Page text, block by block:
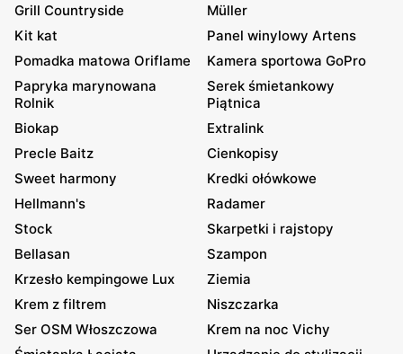
Grill Countryside
Müller
Kit kat
Panel winylowy Artens
Pomadka matowa Oriflame
Kamera sportowa GoPro
Papryka marynowana
Rolnik
Serek śmietankowy
Piątnica
Biokap
Extralink
Precle Baitz
Cienkopisy
Sweet harmony
Kredki ołówkowe
Hellmann's
Radamer
Stock
Skarpetki i rajstopy
Bellasan
Szampon
Krzesło kempingowe Lux
Ziemia
Krem z filtrem
Niszczarka
Ser OSM Włoszczowa
Krem na noc Vichy